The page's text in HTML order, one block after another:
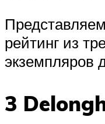
рейтинг из
экземпляров
3